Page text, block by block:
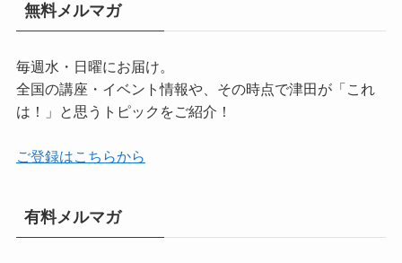
無料メルマガ
毎週水・日曜にお届け。
全国の講座・イベント情報や、その時点で津田が「これ
は！」と思うトピックをご紹介！
ご登録はこちらから
有料メルマガ